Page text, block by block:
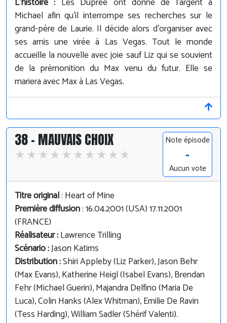
Michael afin qu'il interrompe ses recherches sur le
grand-père de Laurie. Il décide alors d'organiser avec
ses amis une virée à Las Vegas. Tout le monde
accueille la nouvelle avec joie sauf Liz qui se souvient
de la prémonition du Max venu du futur. Elle se
mariera avec Max à Las Vegas.
38 - MAUVAIS CHOIX Note épisode
-
Aucun vote
Titre original: Heart of Mine
Première diffusion: 16.04.2001 (USA) 17.11.2001
(FRANCE)
Réalisateur :Lawrence Trilling
Scénario :Jason Katims
Distribution :Shiri Appleby (Liz Parker), Jason Behr
(Max Evans), Katherine Heigl (Isabel Evans), Brendan
Fehr (Michael Guerin), Majandra Delfino (Maria De
Luca), Colin Hanks (Alex Whitman), Emilie De Ravin
(Tess Harding), William Sadler (Shérif Valenti).